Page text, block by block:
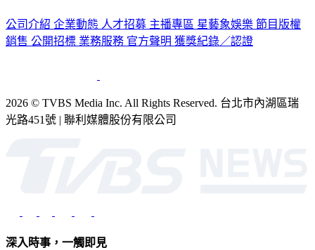
公司介紹 企業動態 人才招募 主播專區 星藝象娛樂 節目版權
銷售 公開招標 業務服務 官方聲明 獲獎紀錄／認證
2026 © TVBS Media Inc. All Rights Reserved. 台北市內湖區瑞
光路451號 | 聯利媒體股份有限公司
深入時事，一觸即見